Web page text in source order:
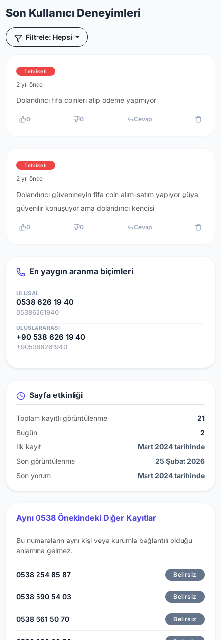
Son Kullanıcı Deneyimleri
Filtrele: Hepsi
Tehlikeli
2 yıl önce
Dolandirici fifa coinleri alip odeme yapmiyor
0 0 Cevap
Tehlikeli
2 yıl önce
Dolandırıcı güvenmeyin fifa coin alım-satım yapıyor güya
güvenilir konuşuyor ama dolandırıcı kendisi
0 0 Cevap
En yaygın aranma biçimleri
ULUSAL
0538 626 19 40
05386261940
ULUSLARARASI
+90 538 626 19 40
+905386261940
Sayfa etkinliği
Toplam kayıtlı görüntülenme
21
Bugün
2
İlk kayıt
Mart 2024 tarihinde
Son görüntülenme
25 Şubat 2026
Son yorum
Mart 2024 tarihinde
Aynı 0538 Önekindeki Diğer Kayıtlar
Bu numaraların aynı kişi veya kurumla bağlantılı olduğu
anlamına gelmez.
0538 254 85 87 Belirsiz
0538 590 54 03 Belirsiz
0538 661 50 70 Belirsiz